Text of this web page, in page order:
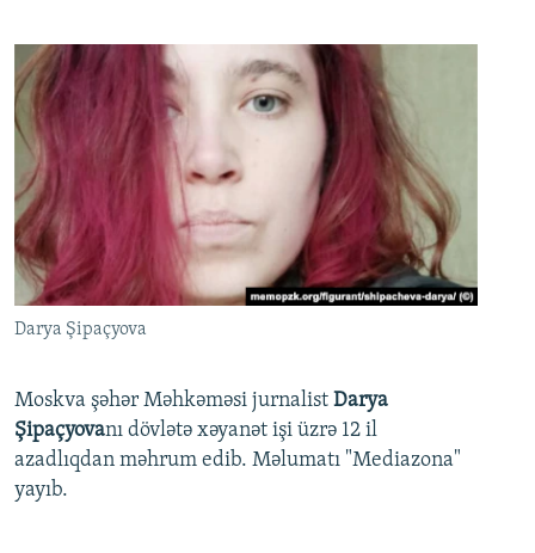
Darya Şipaçyova
Moskva şəhər Məhkəməsi jurnalist Darya
Şipaçyovanı dövlətə xəyanət işi üzrə 12 il
azadlıqdan məhrum edib. Məlumatı "Mediazona"
yayıb.